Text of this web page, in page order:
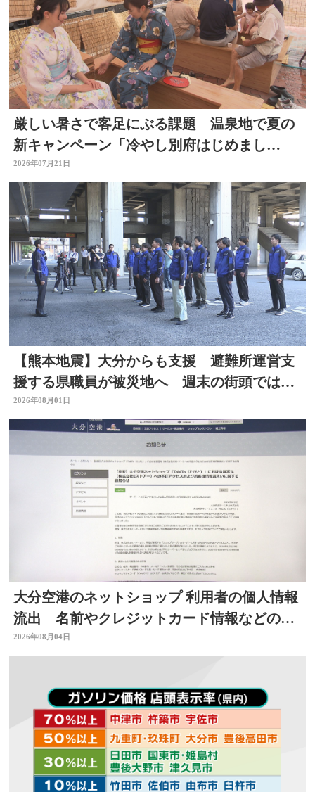
厳しい暑さで客足にぶる課題 温泉地で夏の
新キャンペーン「冷やし別府はじめまし
た」 冷たい足湯など設置
2026年07月21日
【熊本地震】大分からも支援 避難所運営支
援する県職員が被災地へ 週末の街頭では募
金の呼びかけも
2026年08月01日
大分空港のネットショップ 利用者の個人情報
流出 名前やクレジットカード情報などの可
能性 大分
2026年08月04日